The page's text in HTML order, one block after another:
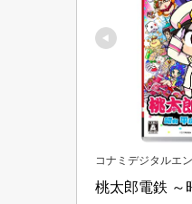
コナミデジタルエ
桃太郎電鉄 ～